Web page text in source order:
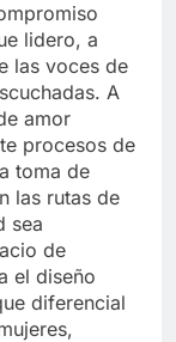
lidero, a
las voces de
A
amor
procesos de
toma de
las rutas de
sea
de
el diseño
diferencial